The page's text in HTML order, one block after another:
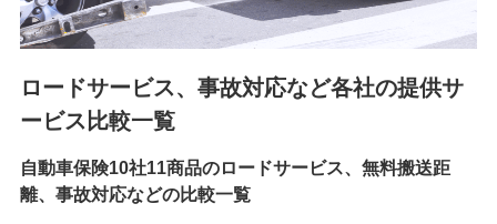
続き業務、取引管理業務、およびこれらに準ずる業務の遂行
のため
9.お問い合わせ情報
各種お問い合わせに対応するため
10.受託業務の 個人情報
受託業務の遂行およびこれらに準ずる業務の遂行のため
ロードサービス、事故対応など各社の提供サ
ービス比較一覧
自動車保険10社11商品のロードサービス、無料搬送距
離、事故対応などの比較一覧